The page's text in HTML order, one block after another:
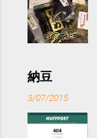
納豆
3/07/2015